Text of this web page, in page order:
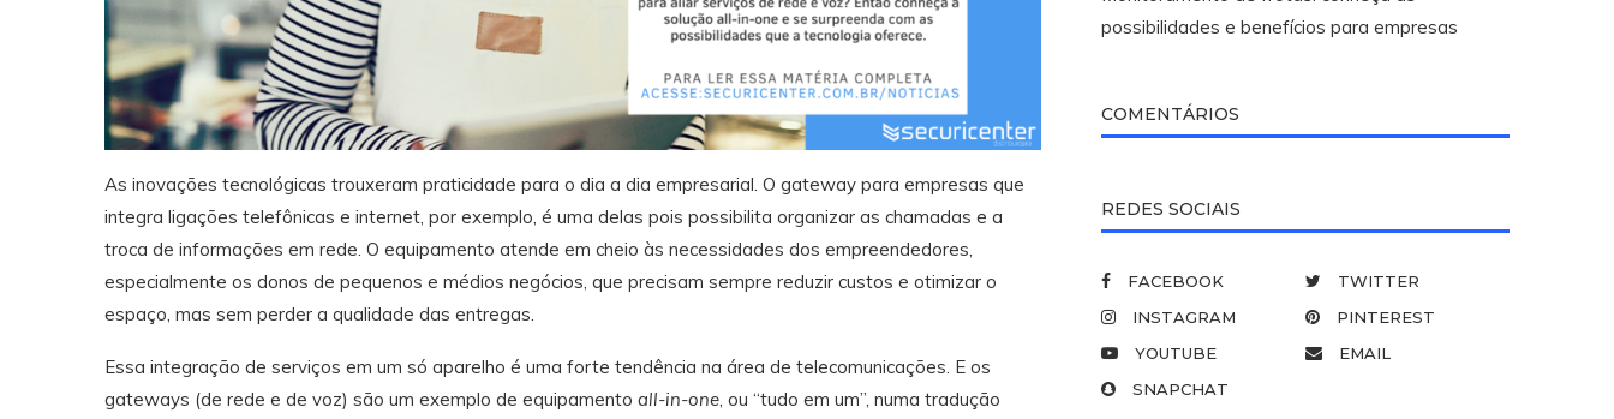
As inovações tecnológicas trouxeram praticidade para o dia a dia empresarial. O gateway para empresas que
integra ligações telefônicas e internet, por exemplo, é uma delas pois possibilita organizar as chamadas e a
troca de informações em rede. O equipamento atende em cheio às necessidades dos empreendedores,
especialmente os donos de pequenos e médios negócios, que precisam sempre reduzir custos e otimizar o
espaço, mas sem perder a qualidade das entregas.
Essa integração de serviços em um só aparelho é uma forte tendência na área de telecomunicações. E os
gateways (de rede e de voz) são um exemplo de equipamento all-in-one, ou “tudo em um”, numa tradução
possibilidades e benefícios para empresas
COMENTÁRIOS
REDES SOCIAIS
FACEBOOK
TWITTER
INSTAGRAM
PINTEREST
YOUTUBE
EMAIL
SNAPCHAT